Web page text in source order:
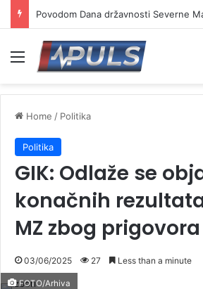
Menu
Home / Politika
Politika
GIK: Odlaže se
konačnih
MZ zbog
03/06/2025 27 Less than a minute
FOTO/Arhiva